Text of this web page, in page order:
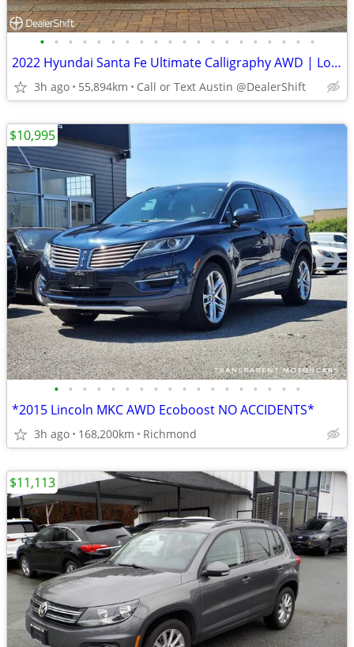
• • • • • • • • • • • • • • • • • • • •
2022 Hyundai Santa Fe Ultimate Calligraphy AWD | Locally Owned
3h ago 55,894km Call or Text Austin @DealerShift
• • • • • • • • • • • • • • • • • •
*2015 Lincoln MKC AWD Ecoboost NO ACCIDENTS*
3h ago 168,200km Richmond
$10,995
$11,113